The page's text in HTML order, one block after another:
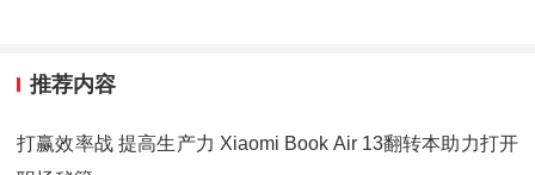
推荐内容
打赢效率战 提高生产力 Xiaomi Book Air 13翻转本助力打开